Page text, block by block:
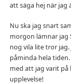
att säga hej när jag
Nu ska jag snart
morgon lämnar jag
nog vila lite tror
påminda hela tiden.
med att jag varit på
upplevelse!